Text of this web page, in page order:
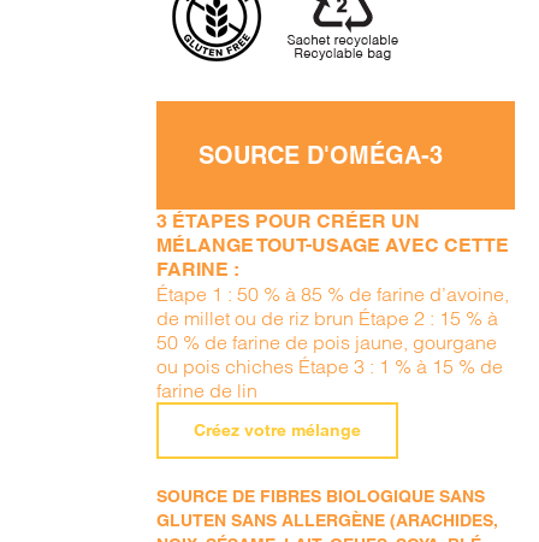
SOURCE D'OMÉGA-3
3 ÉTAPES POUR CRÉER UN
MÉLANGE TOUT-USAGE AVEC CETTE
FARINE :
Étape 1 : 50 % à 85 % de farine d’avoine,
de millet ou de riz brun Étape 2 : 15 % à
50 % de farine de pois jaune, gourgane
ou pois chiches Étape 3 : 1 % à 15 % de
farine de lin
Créez votre mélange
SOURCE DE FIBRES BIOLOGIQUE SANS
GLUTEN SANS ALLERGÈNE (ARACHIDES,